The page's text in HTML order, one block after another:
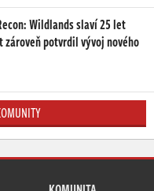
Wildlands slaví 25 let
potvrdil vývoj nového